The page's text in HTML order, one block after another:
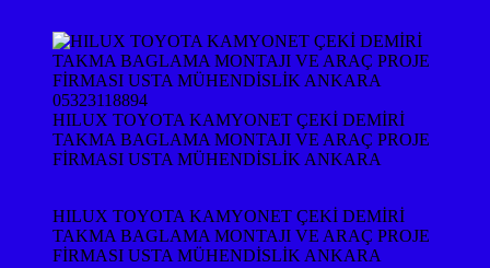
HILUX TOYOTA KAMYONET ÇEKİ DEMİRİ
TAKMA BAGLAMA MONTAJI VE ARAÇ PROJE
FİRMASI USTA MÜHENDİSLİK ANKARA
HILUX TOYOTA KAMYONET ÇEKİ DEMİRİ
TAKMA BAGLAMA MONTAJI VE ARAÇ PROJE
FİRMASI USTA MÜHENDİSLİK ANKARA